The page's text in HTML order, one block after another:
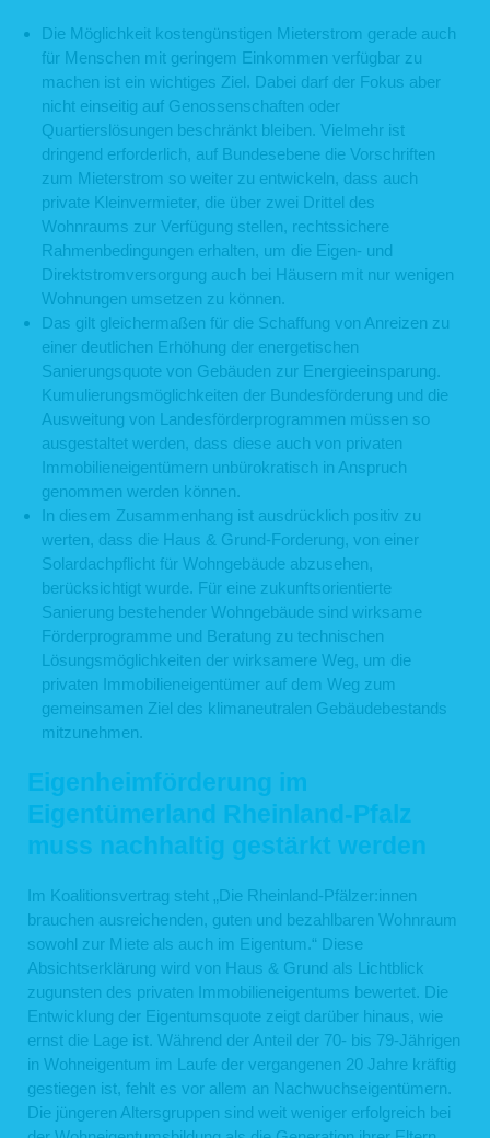
Die Möglichkeit kostengünstigen Mieterstrom gerade auch
für Menschen mit geringem Einkommen verfügbar zu
machen ist ein wichtiges Ziel. Dabei darf der Fokus aber
nicht einseitig auf Genossenschaften oder
Quartierslösungen beschränkt bleiben. Vielmehr ist
dringend erforderlich, auf Bundesebene die Vorschriften
zum Mieterstrom so weiter zu entwickeln, dass auch
private Kleinvermieter, die über zwei Drittel des
Wohnraums zur Verfügung stellen, rechtssichere
Rahmenbedingungen erhalten, um die Eigen- und
Direktstromversorgung auch bei Häusern mit nur wenigen
Wohnungen umsetzen zu können.
Das gilt gleichermaßen für die Schaffung von Anreizen zu
einer deutlichen Erhöhung der energetischen
Sanierungsquote von Gebäuden zur Energieeinsparung.
Kumulierungsmöglichkeiten der Bundesförderung und die
Ausweitung von Landesförderprogrammen müssen so
ausgestaltet werden, dass diese auch von privaten
Immobilieneigentümern unbürokratisch in Anspruch
genommen werden können.
In diesem Zusammenhang ist ausdrücklich positiv zu
werten, dass die Haus & Grund-Forderung, von einer
Solardachpflicht für Wohngebäude abzusehen,
berücksichtigt wurde. Für eine zukunftsorientierte
Sanierung bestehender Wohngebäude sind wirksame
Förderprogramme und Beratung zu technischen
Lösungsmöglichkeiten der wirksamere Weg, um die
privaten Immobilieneigentümer auf dem Weg zum
gemeinsamen Ziel des klimaneutralen Gebäudebestands
mitzunehmen.
Eigenheimförderung im
Eigentümerland Rheinland-Pfalz
muss nachhaltig gestärkt werden
Im Koalitionsvertrag steht „Die Rheinland-Pfälzer:innen
brauchen ausreichenden, guten und bezahlbaren Wohnraum
sowohl zur Miete als auch im Eigentum.“ Diese
Absichtserklärung wird von Haus & Grund als Lichtblick
zugunsten des privaten Immobilieneigentums bewertet. Die
Entwicklung der Eigentumsquote zeigt darüber hinaus, wie
ernst die Lage ist. Während der Anteil der 70- bis 79-Jährigen
in Wohneigentum im Laufe der vergangenen 20 Jahre kräftig
gestiegen ist, fehlt es vor allem an Nachwuchseigentümern.
Die jüngeren Altersgruppen sind weit weniger erfolgreich bei